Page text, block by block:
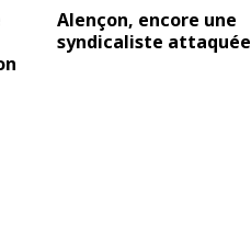
Alençon, encore une
syndicaliste attaquée